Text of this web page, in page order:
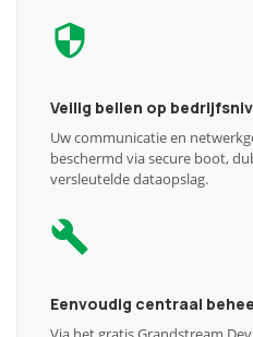
Veilig bellen op
Uw communicatie en
beschermd via secure boot,
versleutelde dataopslag.
Eenvoudig centraal